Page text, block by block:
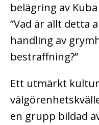
belägring av
”Vad är allt detta
handling av
bestraffning?”
Ett utmärkt
en grupp bildad